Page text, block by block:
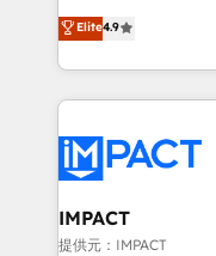
team of 100+ experts is
growth |
Simple pay-as-you-
1️⃣ Set Up |
HubSpot portals 2️⃣ Scale Up | 100% HubSpot Task
Execution... Global 24/7
Slash months from
Click "Contact
Integration
of your tech stack, syncing...
Elite4.9
IMPACT
提供元：IMPACT